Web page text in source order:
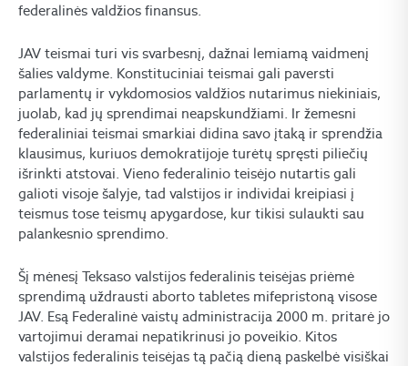
federalinės valdžios finansus.
JAV teismai turi vis svarbesnį, dažnai lemiamą vaidmenį
šalies valdyme. Konstituciniai teismai gali paversti
parlamentų ir vykdomosios valdžios nutarimus niekiniais,
juolab, kad jų sprendimai neapskundžiami. Ir žemesni
federaliniai teismai smarkiai didina savo įtaką ir sprendžia
klausimus, kuriuos demokratijoje turėtų spręsti piliečių
išrinkti atstovai. Vieno federalinio teisėjo nutartis gali
galioti visoje šalyje, tad valstijos ir individai kreipiasi į
teismus tose teismų apygardose, kur tikisi sulaukti sau
palankesnio sprendimo.
Šį mėnesį Teksaso valstijos federalinis teisėjas priėmė
sprendimą uždrausti aborto tabletes mifepristoną visose
JAV. Esą Federalinė vaistų administracija 2000 m. pritarė jo
vartojimui deramai nepatikrinusi jo poveikio. Kitos
valstijos federalinis teisėjas tą pačią dieną paskelbė visiškai